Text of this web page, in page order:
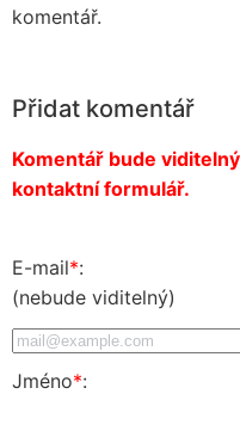
komentář.
Přidat komentář
Komentář bude
kontaktní formulář.
E-mail*:
(nebude viditelný)
Jméno*: